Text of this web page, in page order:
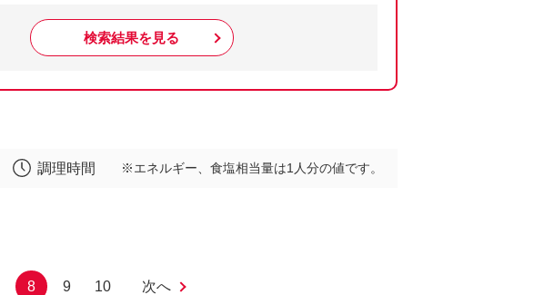
検索結果を見る
調理時間 ※エネルギー、食塩相当量は1人分の値です。
8 9 10 次へ